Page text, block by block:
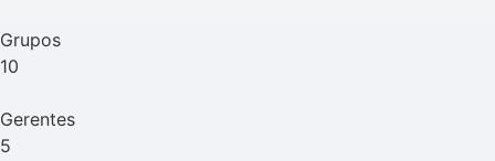
Grupos
10
Gerentes
5